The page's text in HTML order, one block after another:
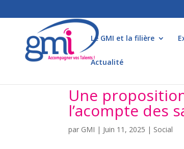
Le GMI et la filière
Actualité
Une
l’acompte des
par GMI | Juin 11, 2025 | Social